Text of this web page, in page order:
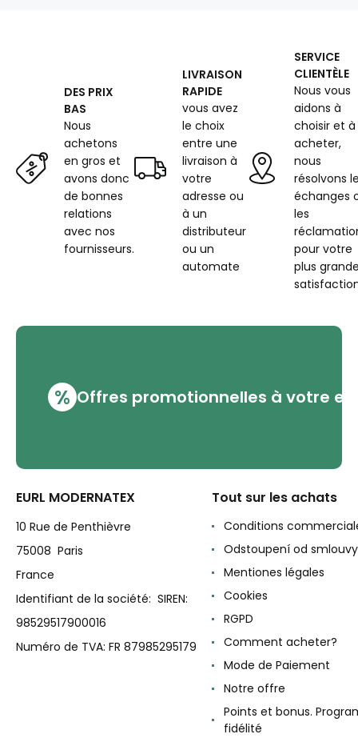
DES PRIX
BAS
Nous
achetons
en gros et
avons donc
de bonnes
relations
avec nos
fournisseurs.
LIVRAISON
RAPIDE
vous avez
le choix
entre une
livraison à
votre
adresse ou
à un
distributeur
ou un
automate
SERVICE
CLIENTÈLE
Nous vous
aidons à
choisir et à
acheter,
nous
résolvons
échanges
les
pour votre
plus
% Offres promotionnelles à votre
EURL MODERNATEX
10 Rue de Penthièvre
75008 Paris
France
Identifiant de la société: SIREN:
98529517900016
Numéro de TVA: FR 87985295179
Tout sur les achats
Conditions
Odstoupení od smlouvy
Mentiones légales
Cookies
RGPD
Comment acheter?
Mode de Paiement
Notre offre
Points et bonus.
fidélité